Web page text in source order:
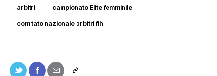
arbitri campionato Elite femminile
comitato nazionale arbitri fih